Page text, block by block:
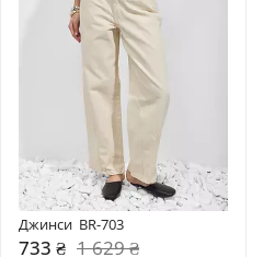
Джинси  BR-703
733 ₴ 1 629 ₴